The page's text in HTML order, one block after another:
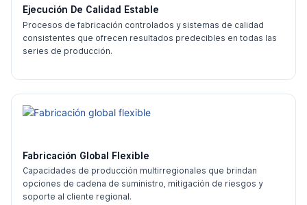
Ejecución De Calidad Estable
Procesos de fabricación controlados y sistemas de calidad
consistentes que ofrecen resultados predecibles en todas las
series de producción.
Fabricación Global Flexible
Capacidades de producción multirregionales que brindan
opciones de cadena de suministro, mitigación de riesgos y
soporte al cliente regional.